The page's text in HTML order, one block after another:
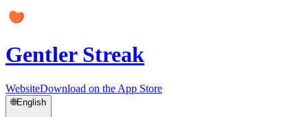
Gentler Streak
WebsiteDownload on the App Store
🌐English